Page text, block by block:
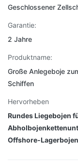
Geschlossener
Garantie:
2 Jahre
Produktname:
Große Anlegeboje
Schiffen
Hervorheben
Rundes Liegebojen
Offshore-